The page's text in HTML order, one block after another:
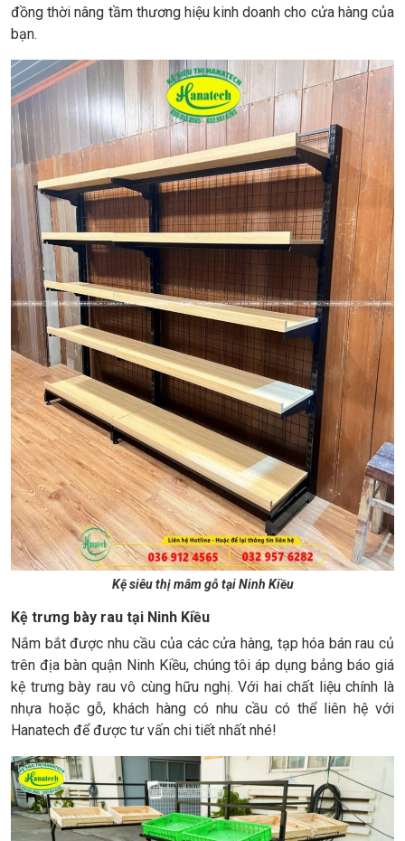
đồng thời nâng tầm thương hiệu kinh doanh cho cửa hàng của
bạn.
Kệ siêu thị mâm gỗ tại Ninh Kiều
Kệ trưng bày rau tại Ninh Kiều
Nắm bắt được nhu cầu của các cửa hàng, tạp hóa bán rau củ
trên địa bàn quận Ninh Kiều, chúng tôi áp dụng bảng báo giá
kệ trưng bày rau vô cùng hữu nghị. Với hai chất liệu chính là
nhựa hoặc gỗ, khách hàng có nhu cầu có thể liên hệ với
Hanatech để được tư vấn chi tiết nhất nhé!